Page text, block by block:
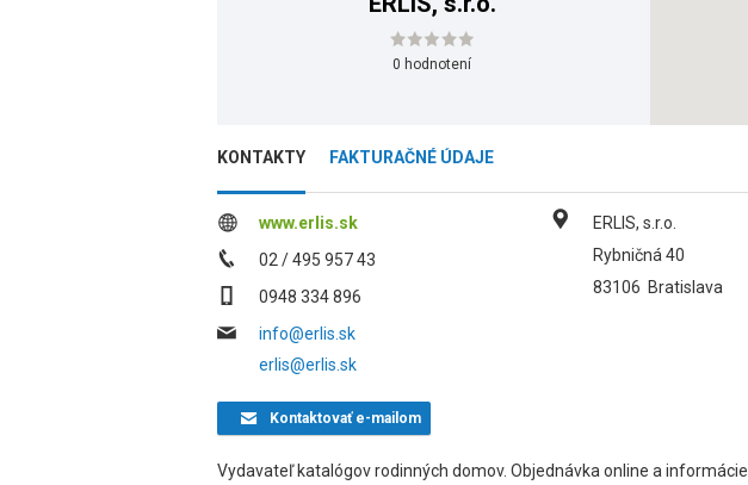
0 hodnotení
KONTAKTY FAKTURAČNÉ ÚDAJE
www.erlis.sk
02 / 495 957 43
0948 334 896
info@erlis.sk
erlis@erlis.sk
ERLIS, s.r.o.
Rybničná 40
83106 Bratislava
Kontaktovaťe-mailom
Vydavateľ katalógov rodinných domov. Objednávka online a informácie.